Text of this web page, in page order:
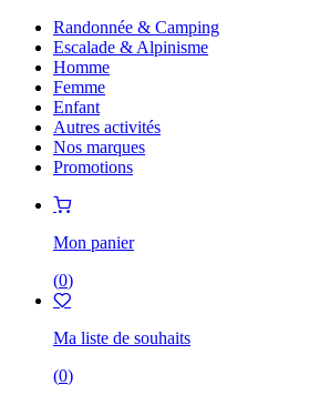
Randonnée & Camping
Escalade & Alpinisme
Homme
Femme
Enfant
Autres activités
Nos marques
Promotions
Mon panier
(0)
Ma liste de souhaits
(0)